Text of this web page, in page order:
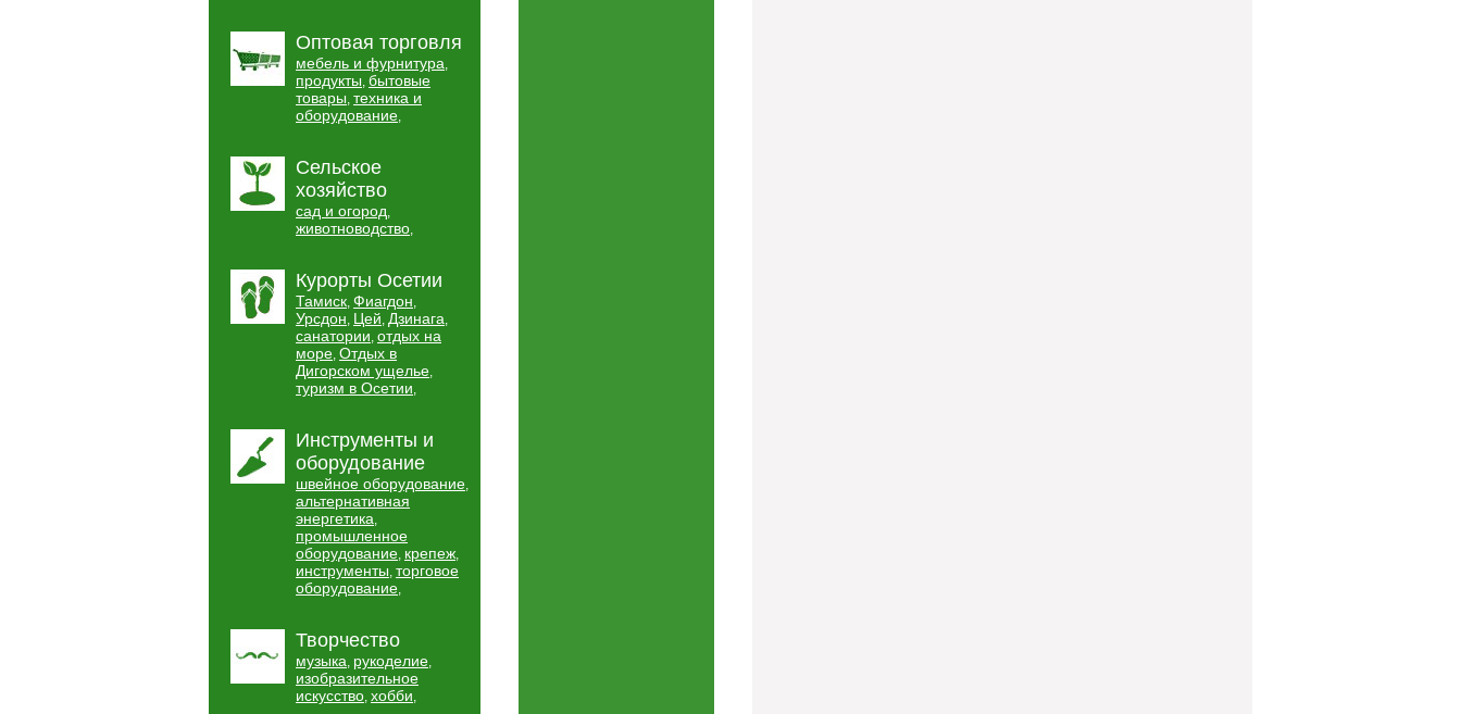
Оптовая торговля
мебель и фурнитура,
продукты, бытовые
товары, техника и
оборудование,
Сельское
хозяйство
сад и огород,
животноводство,
Курорты Осетии
Тамиск, Фиагдон,
Урсдон, Цей, Дзинага,
санатории, отдых на
море, Отдых в
Дигорском ущелье,
туризм в Осетии,
Инструменты и
оборудование
швейное оборудование,
альтернативная
энергетика,
промышленное
оборудование, крепеж,
инструменты, торговое
оборудование,
Творчество
музыка, рукоделие,
изобразительное
искусство, хобби,